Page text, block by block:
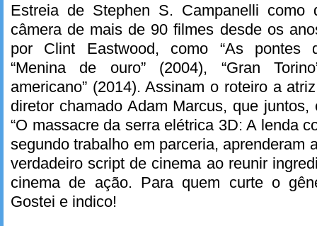
Estreia de Stephen S. Campanelli como
câmera de mais de 90 filmes desde os
por Clint Eastwood, como “As pontes
“Menina de ouro” (2004), “Gran
americano” (2014). Assinam o roteiro a
diretor chamado Adam Marcus, que
“O massacre da serra elétrica 3D: A lenda
segundo trabalho em parceria, aprenderam
verdadeiro script de cinema ao reunir
cinema de ação. Para quem curte o
Gostei e indico!